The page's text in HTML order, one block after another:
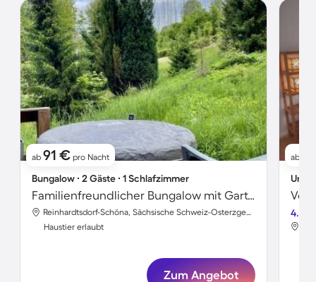
ab 91 € pro Nacht
Bungalow ∙ 2 Gäste ∙ 1 Schlafzimmer
Familienfreundlicher Bungalow mit Garten, Terrasse und Grill | Gartenblick | Haustiere erlaubt
Reinhardtsdorf-Schöna, Sächsische Schweiz-Osterzgebirge, Deutschland
Haustier erlaubt
Zum Angebot
ab
4.5